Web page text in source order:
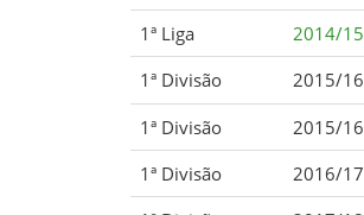
1ª Liga
2014/15
1ª Divisão
2015/16
1ª Divisão 2015/16
1ª Divisão
2016/17